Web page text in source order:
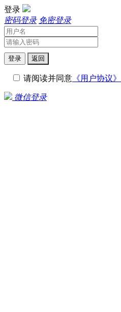
登录
密码登录 免密登录
登录 返回
请阅读并同意 《用户协议》
微信登录